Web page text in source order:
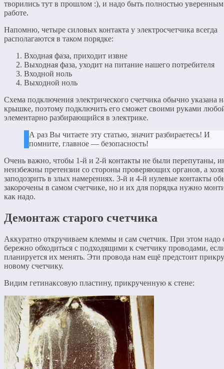
творились тут в прошлом :), и надо быть полностью
работе.
Напомню, четыре силовых контакта у электросчетчика всегда
располагаются в таком порядке:
Входная фаза, приходит извне
Выходная фаза, уходит на питание нашего потребителя
Входной ноль
Выходной ноль
Схема подключения электрического счетчика обычно указана
крышке, поэтому подключить его сможет своими руками
элементарно разбирающийся в электрике.
А раз Вы читаете эту статью, значит разбираетесь! И
помните, главное — безопасность!
Очень важно, чтобы 1-й и 2-й контакты не были перепутаны,
неизбежны претензии со стороны проверяющих органов, а
заподозрить в злых намерениях. 3-й и 4-й нулевые контакты
закорочены в самом счетчике, но и их для порядка нужно
как надо.
Демонтаж старого счетчика
Аккуратно откручиваем клеммы и сам счетчик. При этом надо
бережно обходиться с подходящими к счетчику проводами,
планируется их менять. Эти провода нам ещё предстоит
новому счетчику.
Видим гетинаксовую пластину, прикрученную к стене: